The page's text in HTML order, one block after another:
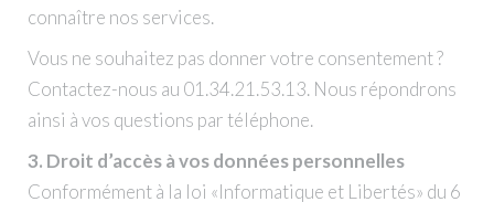
connaître nos services.
Vous ne souhaitez pas donner votre consentement ?
Contactez-nous au 01.34.21.53.13. Nous répondrons
ainsi à vos questions par téléphone.
3. Droit d’accès à vos données personnelles
Conformément à la loi «Informatique et Libertés» du 6